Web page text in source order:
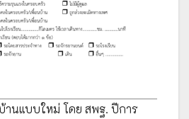
นแบบใหม่ โดย สพฐ. ปีการ